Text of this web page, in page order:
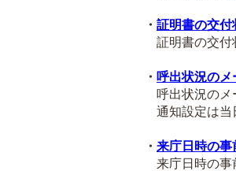
・ 証明書の交付
証明書の交付
・ 呼出状況の
呼出状況のメ
通知設定は当
・ 来庁日時の事
来庁日時の事